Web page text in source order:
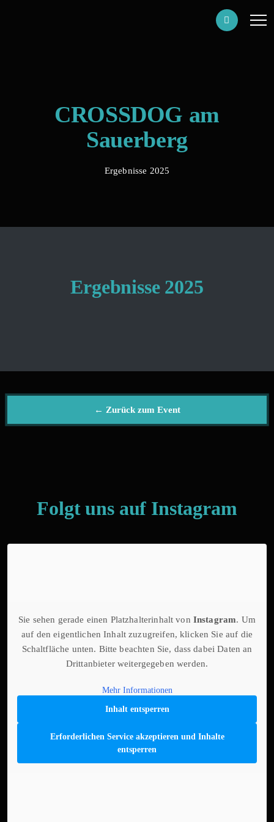
CROSSDOG am
Sauerberg
Ergebnisse 2025
Ergebnisse 2025
← Zurück zum Event
Folgt uns auf Instagram
Sie sehen gerade einen Platzhalterinhalt von Instagram. Um
auf den eigentlichen Inhalt zuzugreifen, klicken Sie auf die
Schaltfläche unten. Bitte beachten Sie, dass dabei Daten an
Drittanbieter weitergegeben werden.
Mehr Informationen
Inhalt entsperren
Erforderlichen Service akzeptieren und Inhalte
entsperren